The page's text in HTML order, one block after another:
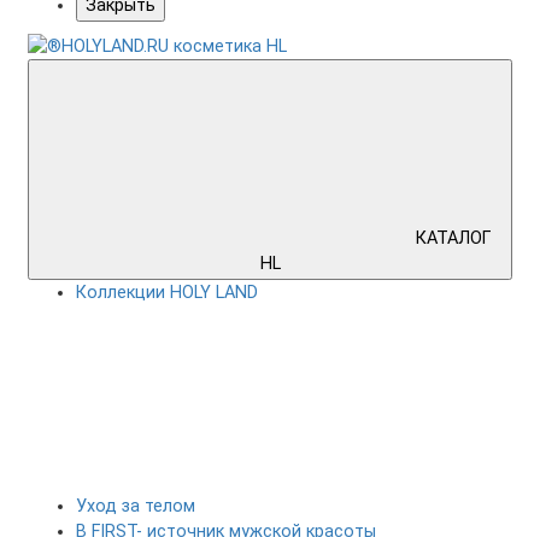
Закрыть
КАТАЛОГ
HL
Коллекции HOLY LAND
Уход за телом
B FIRST- источник мужской красоты